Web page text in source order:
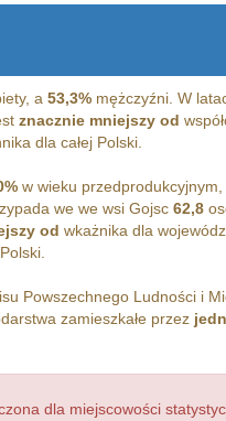
a 53,3%mężczyźni. W
znacznie mniejszy od
dla całej Polski.
w wieku przedprodukcyjnym,
we we wsi Gojsc 62,8
od wkażnika dla
Powszechnego Ludności i
zamieszkałe przez
dla miejscowości